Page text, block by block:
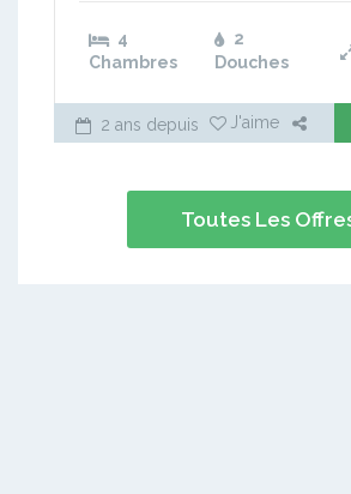
4
Chambres
2
Douches
2 ans depuis J'aime
Toutes Les